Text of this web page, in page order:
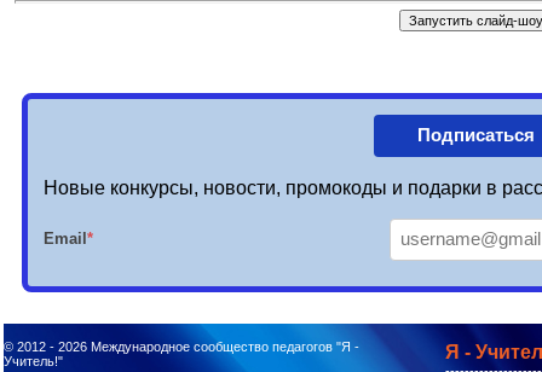
Подписаться
Новые конкурсы, новости, промокоды и подарки в
Email *
© 2012 - 2026 Международное сообщество педагогов "Я -
Учитель!"
Я -